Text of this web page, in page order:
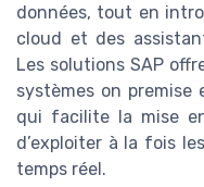
données, tout en
cloud et des
Les solutions SAP
systèmes on
qui facilite la mise
d’exploiter à la fois
temps réel.